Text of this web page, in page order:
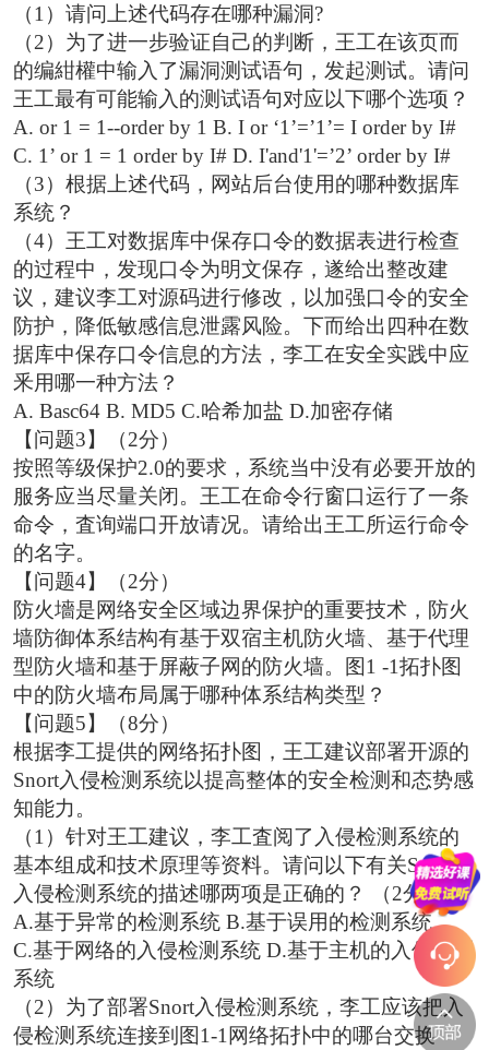
（1）请问上述代码存在哪种漏洞?
（2）为了进一步验证自己的判断，王工在该页而
的编紺權中输入了漏洞测试语句，发起测试。请问
王工最有可能输入的测试语句对应以下哪个选项？
A. or 1 = 1--order by 1 B. I or ‘1’=’1’= I order by I#
C. 1’ or 1 = 1 order by I# D. I'and'1'=’2’ order by I#
（3）根据上述代码，网站后台使用的哪种数据库
系统？
（4）王工对数据库中保存口令的数据表进行检查
的过程中，发现口令为明文保存，遂给出整改建
议，建议李工对源码进行修改，以加强口令的安全
防护，降低敏感信息泄露风险。下而给出四种在数
据库中保存口令信息的方法，李工在安全实践中应
釆用哪一种方法？
A. Basc64 B. MD5 C.哈希加盐 D.加密存储
【问题3】（2分）
按照等级保护2.0的要求，系统当中没有必要开放的
服务应当尽量关闭。王工在命令行窗口运行了一条
命令，査询端口开放请况。请给出王工所运行命令
的名字。
【问题4】（2分）
防火墻是网络安全区域边界保护的重要技术，防火
墙防御体系结构有基于双宿主机防火墙、基于代理
型防火墙和基于屏蔽子网的防火墙。图1 -1拓扑图
中的防火墙布局属于哪种体系结构类型？
【问题5】（8分）
根据李工提供的网络拓扑图，王工建议部署开源的
Snort入侵检测系统以提高整体的安全检测和态势感
知能力。
（1）针对王工建议，李工査阅了入侵检测系统的
基本组成和技术原理等资料。请问以下有关Snort
入侵检测系统的描述哪两项是正确的？ （2分）
A.基于异常的检测系统 B.基于误用的检测系统
C.基于网络的入侵检测系统 D.基于主机的入侵检测
系统
（2）为了部署Snort入侵检测系统，李工应该把入
侵检测系统连接到图1-1网络拓扑中的哪台交换